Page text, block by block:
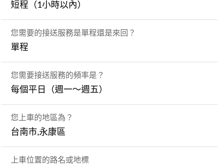
短程（1小時以內）
您需要的接送服務是單程還是來回？
單程
您需要接送服務的頻率是？
每個平日（週一～週五）
您上車的地區為？
台南市,永康區
上車位置的路名或地標